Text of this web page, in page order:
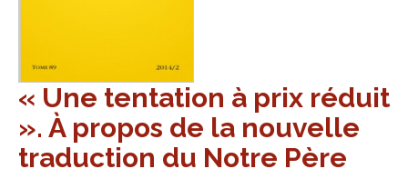
« Une tentation à prix réduit
». À propos de la nouvelle
traduction du Notre Père